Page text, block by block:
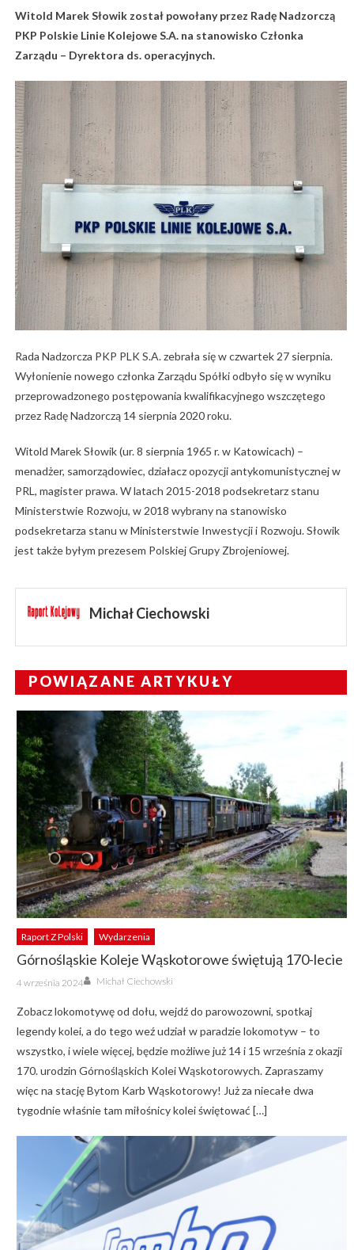
Witold Marek Słowik został powołany przez Radę Nadzorczą
PKP Polskie Linie Kolejowe S.A. na stanowisko Członka
Zarządu – Dyrektora ds. operacyjnych.
Rada Nadzorcza PKP PLK S.A. zebrała się w czwartek 27 sierpnia.
Wyłonienie nowego członka Zarządu Spółki odbyło się w wyniku
przeprowadzonego postępowania kwalifikacyjnego wszczętego
przez Radę Nadzorczą 14 sierpnia 2020 roku.
Witold Marek Słowik (ur. 8 sierpnia 1965 r. w Katowicach) –
menadżer, samorządowiec, działacz opozycji antykomunistycznej w
PRL, magister prawa. W latach 2015-2018 podsekretarz stanu
Ministerstwie Rozwoju, w 2018 wybrany na stanowisko
podsekretarza stanu w Ministerstwie Inwestycji i Rozwoju. Słowik
jest także byłym prezesem Polskiej Grupy Zbrojeniowej.
Michał Ciechowski
POWIĄZANE ARTYKUŁY
Raport Z Polski Wydarzenia
Górnośląskie Koleje Wąskotorowe świętują 170-lecie
Posted
on
4 września 2024 Author
Michał Ciechowski
Zobacz lokomotywę od dołu, wejdź do parowozowni, spotkaj
legendy kolei, a do tego weź udział w paradzie lokomotyw – to
wszystko, i wiele więcej, będzie możliwe już 14 i 15 września z okazji
170. urodzin Górnośląskich Kolei Wąskotorowych. Zapraszamy
więc na stację Bytom Karb Wąskotorowy! Już za niecałe dwa
tygodnie właśnie tam miłośnicy kolei świętować […]